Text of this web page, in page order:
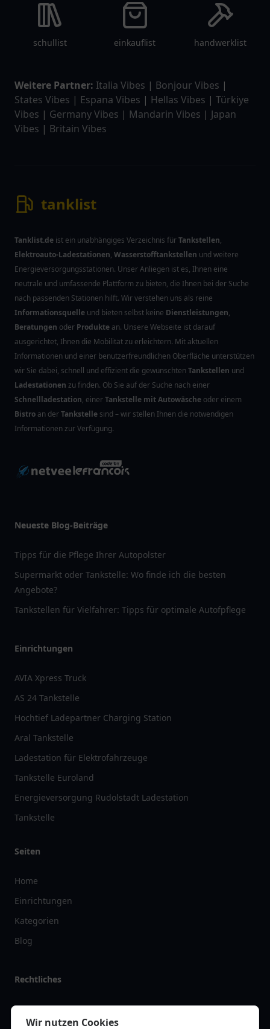
schullist einkauflist handwerklist
Weitere Partner: Italia Vibes | Bonjour Vibes |
States Vibes | Espana Vibes | Hellas Vibes | Türkiye
Vibes | Germany Vibes | Mandarin Vibes | Japan
Vibes | Britain Vibes
tanklist
Tanklist.de ist ein unabhängiges Verzeichnis fürTankstellen,
Elektroauto-Ladestationen, Wasserstofftankstellen und weitere
Energieversorgungsstationen. Unser Anliegen ist es, Ihnen eine
neutrale und umfassende Plattform zu bieten, die Ihnen bei der Suche
nach passenden Stationen hilft. Wir verstehen uns als reine
Informationsquelle und bieten selbst keine Dienstleistungen,
Beratungen oder Produkte an. Unsere Webseite ist darauf
ausgerichtet, Ihnen die Mobilität zu erleichtern. Mit aktuellen
Informationen und einer benutzerfreundlichen Oberfläche unterstützen
wir Sie dabei, schnell und effizient die gewünschtenTankstellen und
Ladestationen zu finden. Ob Sie auf der Suche nach einer
Schnellladestation, einerTankstelle mit Autowäsche oder einem
Bistro an derTankstelle sind – wir stellen Ihnen die notwendigen
Informationen zur Verfügung.
Neueste Blog-Beiträge
Tipps für die Pflege Ihrer Autopolster
Supermarkt oder Tankstelle: Wo finde ich die besten
Angebote?
Tankstellen für Vielfahrer: Tipps für optimale Autofpflege
Einrichtungen
AVIA Xpress Truck
AS 24 Tankstelle
Hochtief Ladepartner Charging Station
Aral Tankstelle
Ladestation für Elektrofahrzeuge
Tankstelle Euroland
Energieversorgung Rudolstadt Ladestation
Tankstelle
Seiten
Home
Einrichtungen
Kategorien
Blog
Rechtliches
Impressum
Wir nutzen Cookies